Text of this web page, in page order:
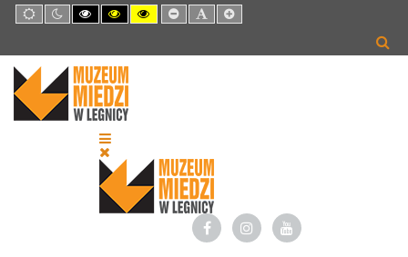
Default
mode
Night
mode
High
Contrast
mode
High
Contrast
mode
High
Contrast
mode
Set
Smaller
Set
Default
Set
Larger